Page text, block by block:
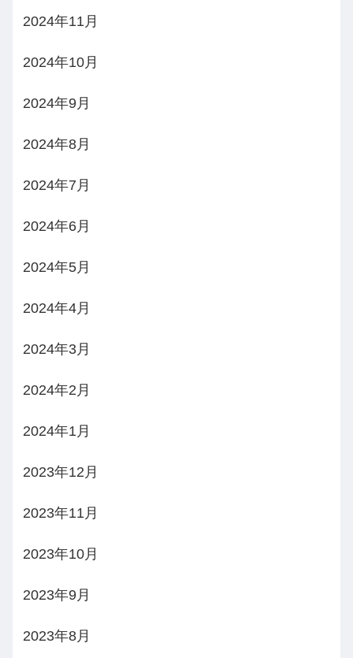
2024年11月
2024年10月
2024年9月
2024年8月
2024年7月
2024年6月
2024年5月
2024年4月
2024年3月
2024年2月
2024年1月
2023年12月
2023年11月
2023年10月
2023年9月
2023年8月